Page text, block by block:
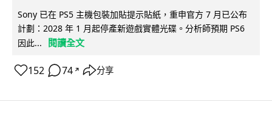
Sony 已在 PS5 主機包裝加貼提示貼紙，重申官方 7 月已公布
計劃：2028 年 1 月起停產新遊戲實體光碟。分析師預期 PS6
因此...
閱讀全文
152 74 ↗ 分享